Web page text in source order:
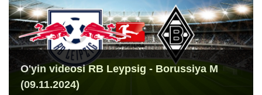
O'yin videosi RB Leypsig - Borussiya M
(09.11.2024)